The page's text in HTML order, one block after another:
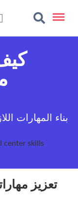
بناء المهارات
تعزيز